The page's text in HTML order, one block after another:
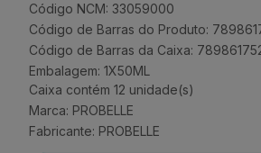
Código NCM: 33059000
Código de Barras do Produto:
Código de Barras da Caixa:
Embalagem: 1X50ML
Caixa contém 12 unidade(s)
Marca: PROBELLE
Fabricante: PROBELLE